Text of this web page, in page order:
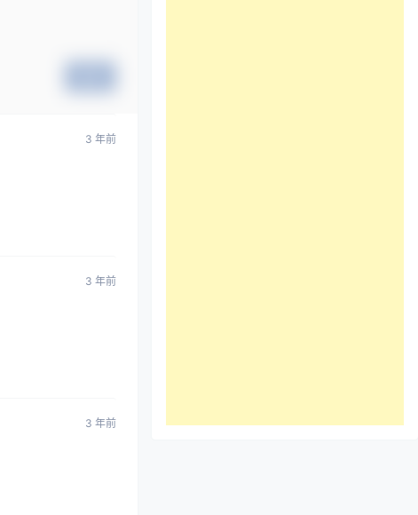
3 年前
3 年前
3 年前